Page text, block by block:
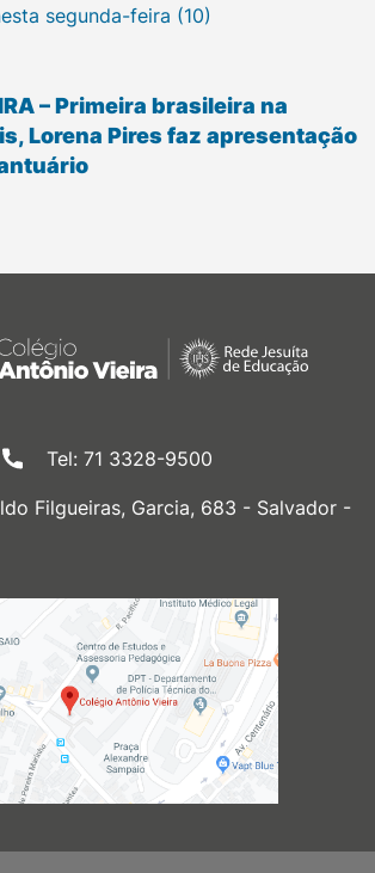
segunda-feira (10)
– Primeira brasileira na
Lorena Pires faz apresentação
Tel: 71 3328-9500
Filgueiras, Garcia, 683 - Salvador -